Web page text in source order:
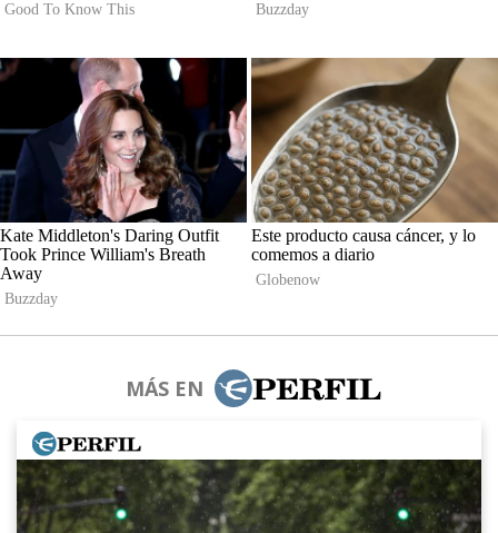
MÁS EN